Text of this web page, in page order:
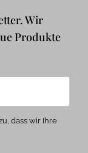
Wir
Produkte
dass wir Ihre